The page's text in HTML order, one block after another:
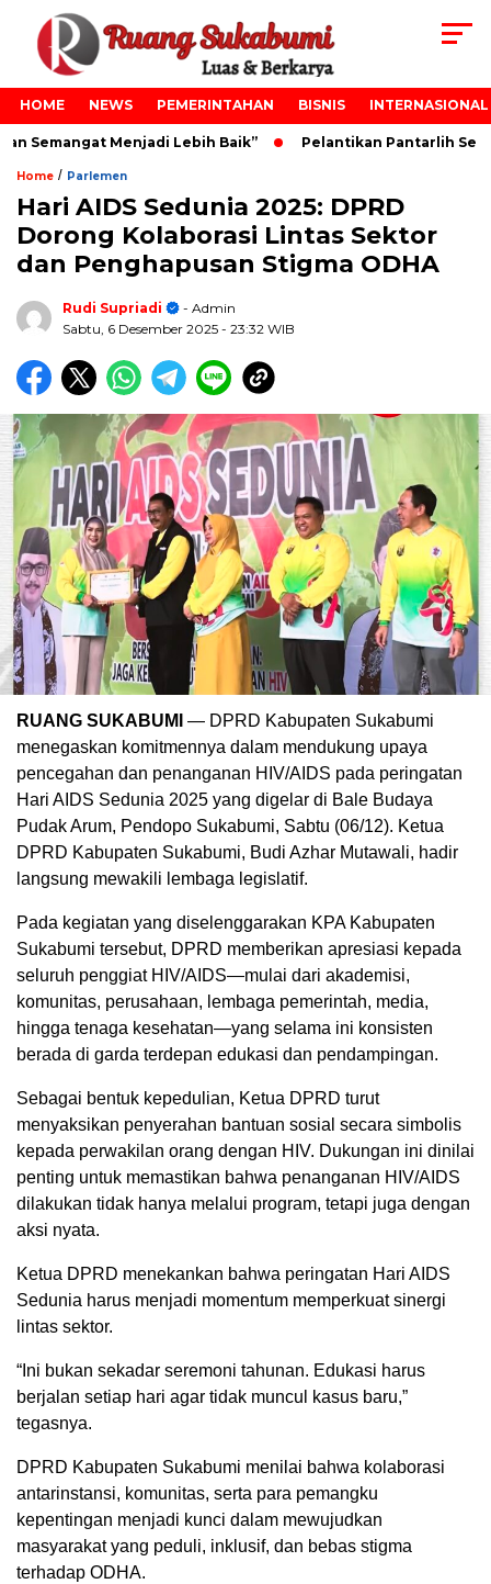
HOME NEWS PEMERINTAHAN BISNIS INTERNASIONAL
Semangat Menjadi Lebih Baik” Pelantikan Pantarlih Se-
Home / Parlemen
Hari AIDS Sedunia 2025: DPRD
Dorong Kolaborasi Lintas Sektor
dan Penghapusan Stigma ODHA
Rudi Supriadi
- Admin
Sabtu, 6 Desember 2025 - 23:32 WIB
RUANG SUKABUMI — DPRD Kabupaten Sukabumi
menegaskan komitmennya dalam mendukung upaya
pencegahan dan penanganan HIV/AIDS pada peringatan
Hari AIDS Sedunia 2025 yang digelar di Bale Budaya
Pudak Arum, Pendopo Sukabumi, Sabtu (06/12). Ketua
DPRD Kabupaten Sukabumi, Budi Azhar Mutawali, hadir
langsung mewakili lembaga legislatif.
Pada kegiatan yang diselenggarakan KPA Kabupaten
Sukabumi tersebut, DPRD memberikan apresiasi kepada
seluruh penggiat HIV/AIDS—mulai dari akademisi,
komunitas, perusahaan, lembaga pemerintah, media,
hingga tenaga kesehatan—yang selama ini konsisten
berada di garda terdepan edukasi dan pendampingan.
Sebagai bentuk kepedulian, Ketua DPRD turut
menyaksikan penyerahan bantuan sosial secara simbolis
kepada perwakilan orang dengan HIV. Dukungan ini dinilai
penting untuk memastikan bahwa penanganan HIV/AIDS
dilakukan tidak hanya melalui program, tetapi juga dengan
aksi nyata.
Ketua DPRD menekankan bahwa peringatan Hari AIDS
Sedunia harus menjadi momentum memperkuat sinergi
lintas sektor.
“Ini bukan sekadar seremoni tahunan. Edukasi harus
berjalan setiap hari agar tidak muncul kasus baru,”
tegasnya.
DPRD Kabupaten Sukabumi menilai bahwa kolaborasi
antarinstansi, komunitas, serta para pemangku
kepentingan menjadi kunci dalam mewujudkan
masyarakat yang peduli, inklusif, dan bebas stigma
terhadap ODHA.